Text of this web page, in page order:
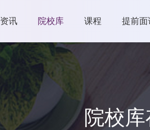
资讯 院校库 课程 提前面
院校